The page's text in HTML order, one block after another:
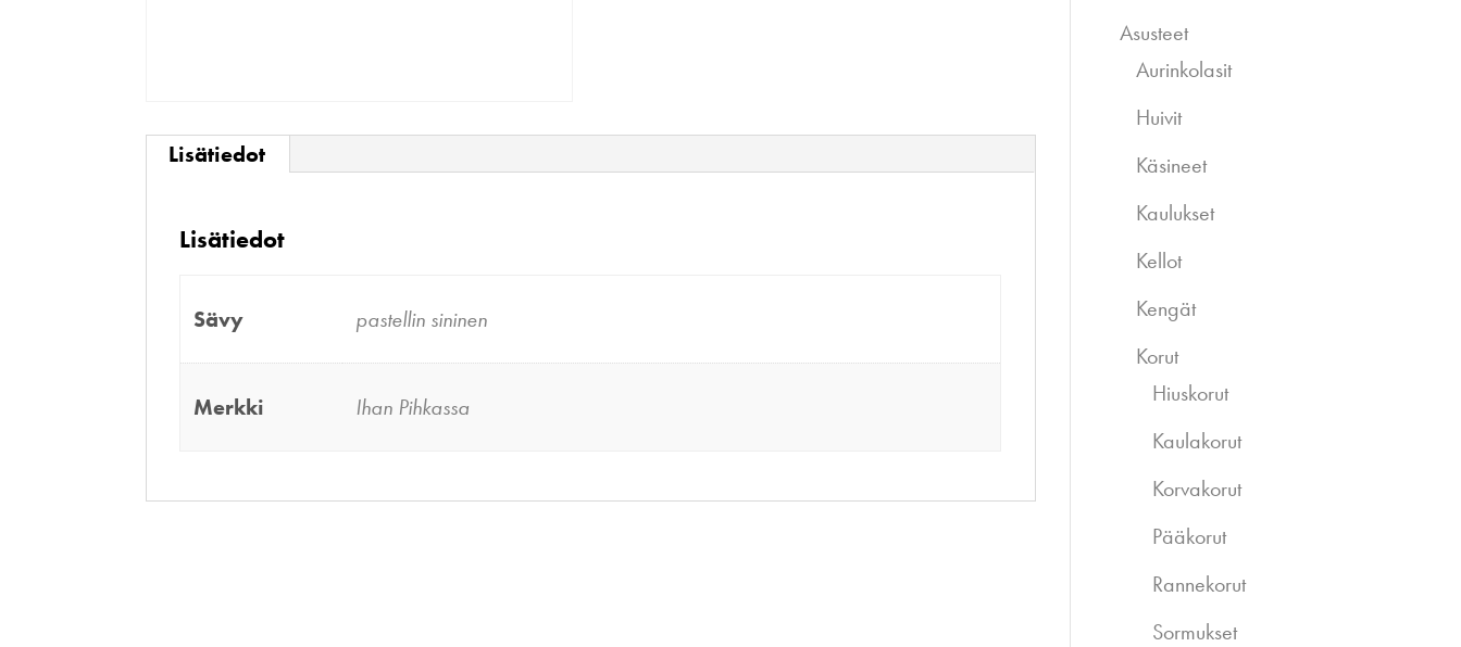
Lisätiedot
Lisätiedot
Sävy pastellin sininen
Merkki Ihan Pihkassa
Asusteet
Aurinkolasit
Huivit
Käsineet
Kaulukset
Kellot
Kengät
Korut
Hiuskorut
Kaulakorut
Korvakorut
Pääkorut
Rannekorut
Sormukset